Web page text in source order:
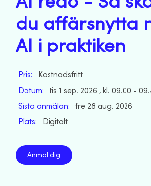
du affärsnytta
AI i praktiken
Pris:
Kostnadsfritt
Datum:
tis 1 sep. 2026 , kl. 09.00 -
Sista anmälan:
fre 28 aug. 2026
Plats:
Digitalt
Anmäl dig